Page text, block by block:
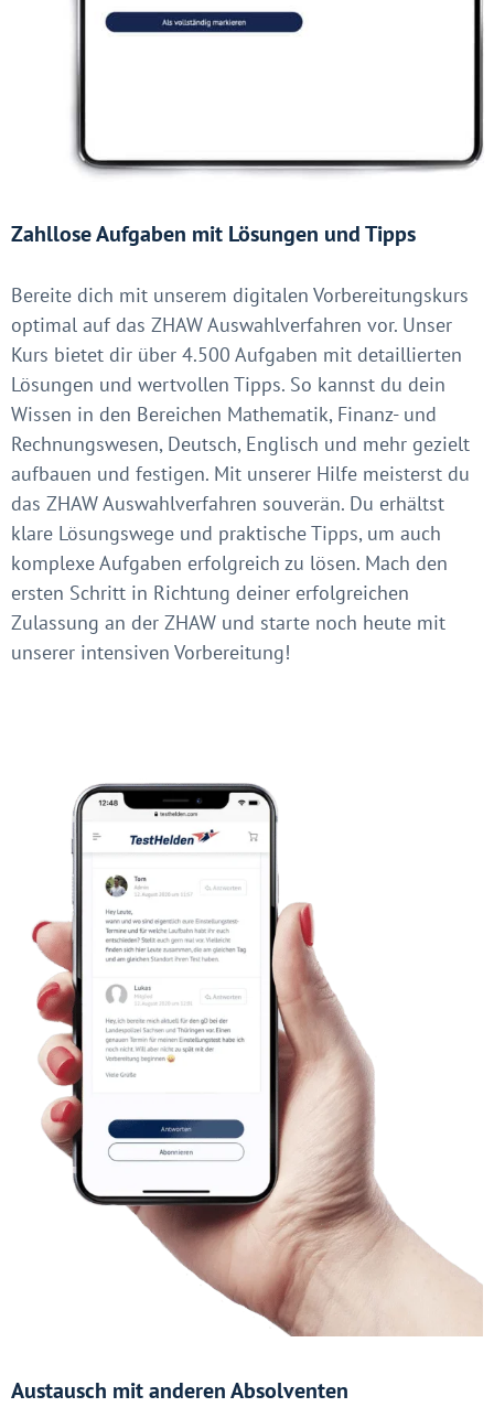
Zahllose Aufgaben mit Lösungen und Tipps
Bereite dich mit unserem digitalen Vorbereitungskurs
optimal auf das ZHAW Auswahlverfahren vor. Unser
Kurs bietet dir über 4.500 Aufgaben mit detaillierten
Lösungen und wertvollen Tipps. So kannst du dein
Wissen in den Bereichen Mathematik, Finanz- und
Rechnungswesen, Deutsch, Englisch und mehr gezielt
aufbauen und festigen. Mit unserer Hilfe meisterst du
das ZHAW Auswahlverfahren souverän. Du erhältst
klare Lösungswege und praktische Tipps, um auch
komplexe Aufgaben erfolgreich zu lösen. Mach den
ersten Schritt in Richtung deiner erfolgreichen
Zulassung an der ZHAW und starte noch heute mit
unserer intensiven Vorbereitung!
Austausch mit anderen Absolventen